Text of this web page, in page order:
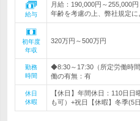
給与
月給：190,000円～255,000
年齢を考慮の上、弊社規定
初年度
年収
320万円～500万円
勤務
時間
◆8:30～17:30（所定労働時
働の有無：有
休日
休暇
【休日】年間休日：110日
も可）+祝日【休暇】冬季(5